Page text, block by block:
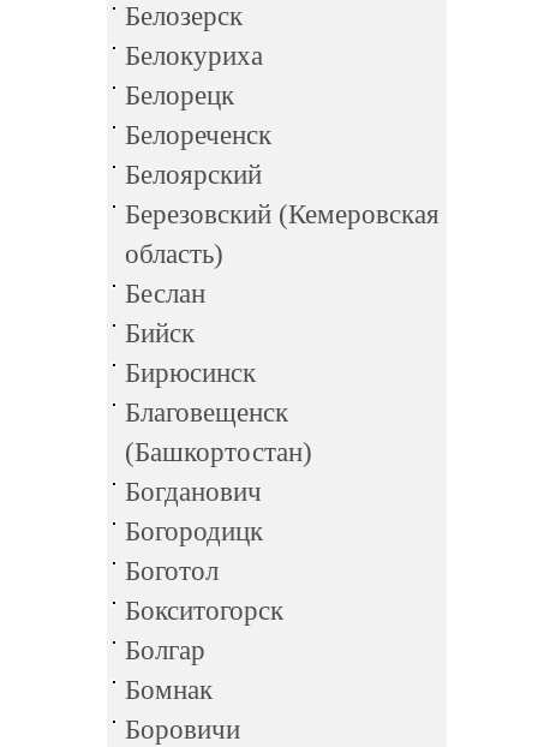
Белозерск
Белокуриха
Белорецк
Белореченск
Белоярский
Березовский (Кемеровская
область)
Беслан
Бийск
Бирюсинск
Благовещенск
(Башкортостан)
Богданович
Богородицк
Боготол
Бокситогорск
Болгар
Бомнак
Боровичи